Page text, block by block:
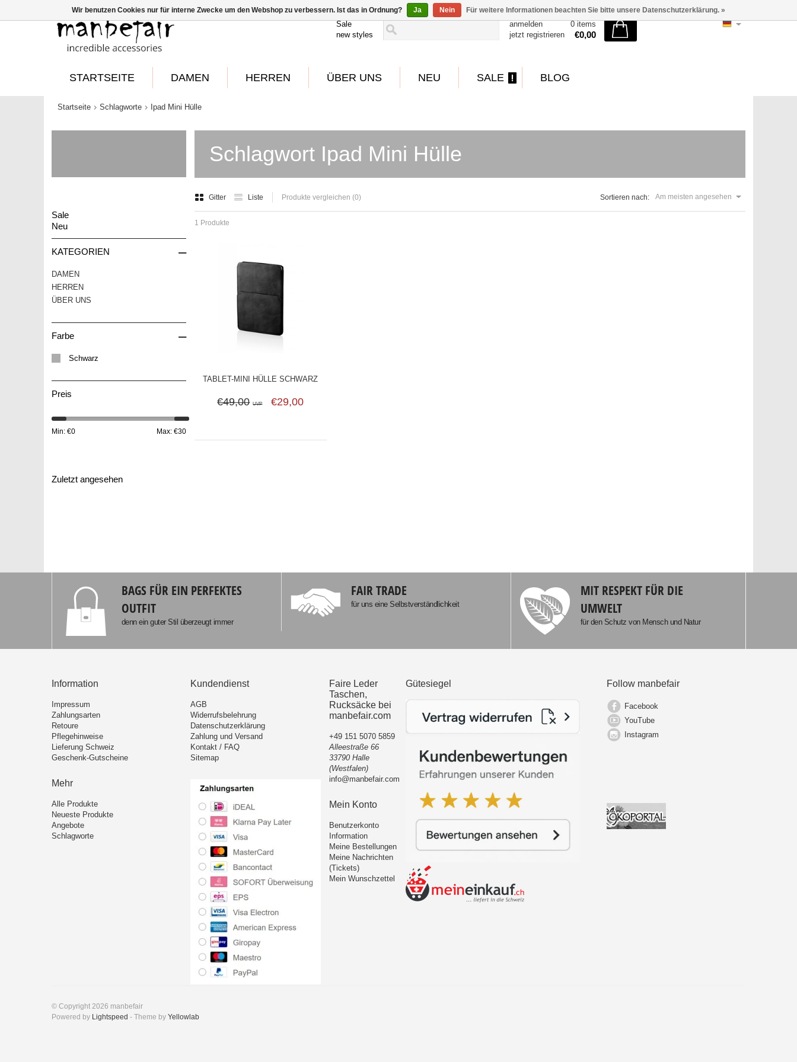
Sale
new styles
anmelden
jetzt registrieren
0 items
€0,00
STARTSEITE DAMEN HERREN ÜBER UNS NEU SALE BLOG
Startseite Schlagworte Ipad Mini Hülle
Schlagwort Ipad Mini Hülle
Gitter Liste Produkte vergleichen (0) Sortieren nach: Am meisten angesehen
1 Produkte
TABLET-MINI HÜLLE SCHWARZ
€49,00 UVP €29,00
Sale
Neu
KATEGORIEN –
DAMEN
HERREN
ÜBER UNS
Farbe –
Schwarz
Preis
Min: €0 Max: €30
Zuletzt angesehen
BAGS FÜR EIN PERFEKTES
OUTFIT
denn ein guter Stil überzeugt immer
FAIR TRADE
für uns eine Selbstverständlichkeit
MIT RESPEKT FÜR DIE
UMWELT
für den Schutz von Mensch und Natur
Information
Impressum
Zahlungsarten
Retoure
Pflegehinweise
Lieferung Schweiz
Geschenk-Gutscheine
Mehr
Alle Produkte
Neueste Produkte
Angebote
Schlagworte
Kundendienst
AGB
Widerrufsbelehrung
Datenschutzerklärung
Zahlung und Versand
Kontakt / FAQ
Sitemap
Faire Leder
Taschen,
Rucksäcke bei
manbefair.com
+49 151 5070 5859
Alleestraße 66
33790 Halle
(Westfalen)
info@manbefair.com
Mein Konto
Benutzerkonto
Information
Meine Bestellungen
Meine Nachrichten
(Tickets)
Mein Wunschzettel
Gütesiegel Follow manbefair
Facebook
YouTube
Instagram
© Copyright 2026 manbefair
Powered by Lightspeed - Theme by Yellowlab
Wir benutzen Cookies nur für interne Zwecke um den Webshop zu verbessern. Ist das in Ordnung? Ja Nein Für weitere Informationen beachten Sie bitte unsere Datenschutzerklärung. »